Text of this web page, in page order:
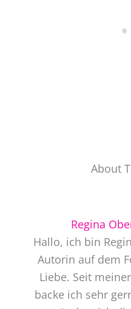
About
Regina
Hallo, ich bin
Autorin auf dem
Liebe. Seit
backe ich sehr